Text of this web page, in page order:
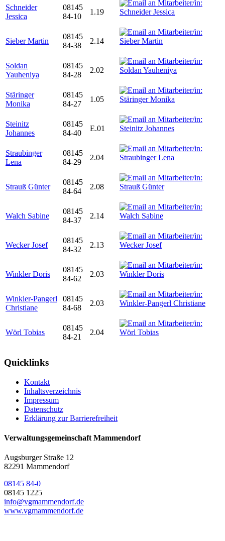
Schneider
Jessica
08145
84-10
1.19
Sieber Martin
08145
84-38
2.14
Soldan
Yauheniya
08145
84-28
2.02
Stäringer
Monika
08145
84-27
1.05
Steinitz
Johannes
08145
84-40
E.01
Straubinger
Lena
08145
84-29
2.04
Strauß Günter
08145
84-64
2.08
Walch Sabine
08145
84-37
2.14
Wecker Josef
08145
84-32
2.13
Winkler Doris
08145
84-62
2.03
Winkler-Pangerl
Christiane
08145
84-68
2.03
Wörl Tobias
08145
84-21
2.04
Quicklinks
Kontakt
Inhaltsverzeichnis
Impressum
Datenschutz
Erklärung zur Barrierefreiheit
Verwaltungsgemeinschaft Mammendorf
Augsburger Straße 12
82291 Mammendorf
08145 84-0
08145 1225
info@vgmammendorf.de
www.vgmammendorf.de